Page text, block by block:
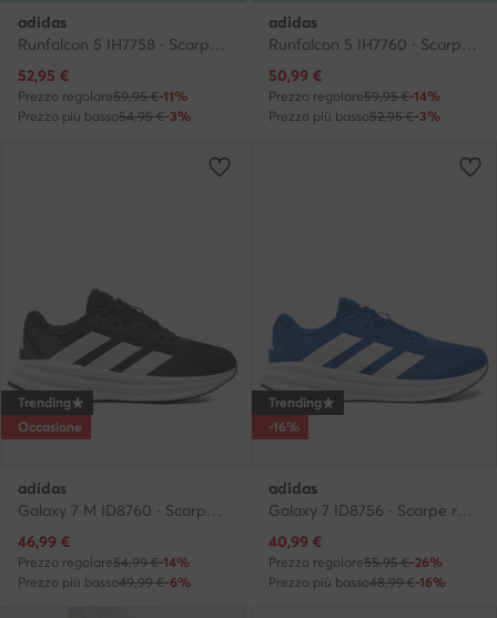
adidas
Runfalcon 5 IH7758 · Scarpe running
Prezzo attuale
52,95 €
Prezzo regolare59,95 €-11%
Prezzo più basso54,95 €-3%
adidas
Runfalcon 5 IH7760 · Scarpe running
Prezzo attuale
50,99 €
Prezzo regolare59,95 €-14%
Prezzo più basso52,95 €-3%
Trending
Occasione
adidas
Galaxy 7 M ID8760 · Scarpe running
Prezzo attuale
46,99 €
Prezzo regolare54,99 €-14%
Prezzo più basso49,99 €-6%
Trending
-16%
adidas
Galaxy 7 ID8756 · Scarpe running
Prezzo attuale
40,99 €
Prezzo regolare55,95 €-26%
Prezzo più basso48,99 €-16%